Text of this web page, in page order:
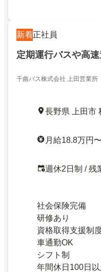
新着正社員
定期運行バスや高
千曲バス株式会社 上田営業所
長野県 上田市
月給18.8万円
週休2日制 / 残
社会保険完備
研修あり
資格取得支援制
車通勤OK
シフト制
年間休日100日以